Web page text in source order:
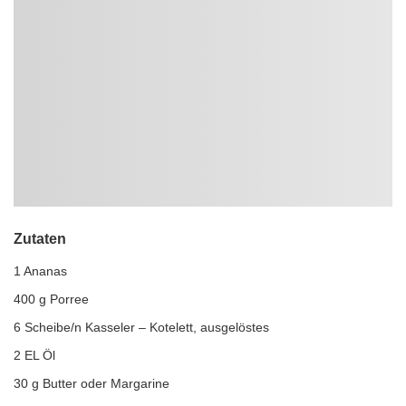
Zutaten
1 Ananas
400 g Porree
6 Scheibe/n Kasseler – Kotelett, ausgelöstes
2 EL Öl
30 g Butter oder Margarine